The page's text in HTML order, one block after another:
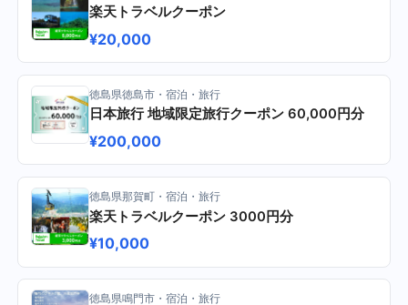
楽天トラベルクーポン
¥20,000
徳島県徳島市・宿泊・旅行
日本旅行 地域限定旅行クーポン 60,000円分
¥200,000
徳島県那賀町・宿泊・旅行
楽天トラベルクーポン 3000円分
¥10,000
徳島県鳴門市・宿泊・旅行